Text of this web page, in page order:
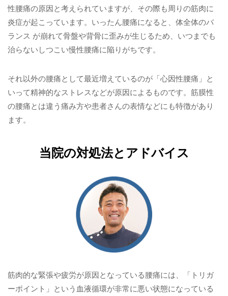
性腰痛の原因と考えられていますが、その際も周りの筋肉に
炎症が起こっています。いったん腰痛になると、体全体のバ
ランス が崩れて骨盤や背骨に歪みが生じるため、いつまでも
治らないしつこい慢性腰痛に陥りがちです。
それ以外の腰痛として最近増えているのが「心因性腰痛」と
いって精神的なストレスなどが原因によるものです。筋膜性
の腰痛とは違う痛み方や患者さんの表情などにも特徴があり
ます。
当院の対処法とアドバイス
筋肉的な緊張や疲労が原因となっている腰痛には、「トリガ
ーポイント」という血液循環が非常に悪い状態になっている